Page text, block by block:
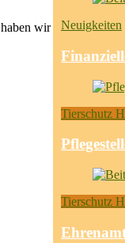
Neuigkeiten
Tierschutz
Tierschutz
wir